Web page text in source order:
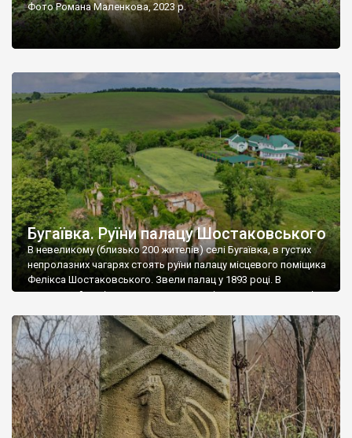
Фото Романа Маленкова, 2023 р.
Бугаївка. Руїни палацу Шостаковського
В невеликому (близько 200 жителів) селі Бугаївка, в густих
непролазних чагарях стоять руїни палацу місцевого поміщика
Фелікса Шостаковського. Звели палац у 1893 році. В
радянський період у ньому спочатку містилася школа, потім
століття тут розмістили туберкульозну лікарню. Коли із
палацу виїхала лікарня – ми точно не […]